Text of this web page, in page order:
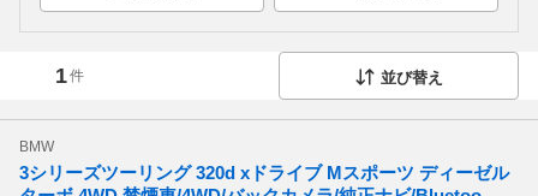
1件 並び替え
BMW
3シリーズツーリング 320d xドライブ Mスポーツ ディーゼル